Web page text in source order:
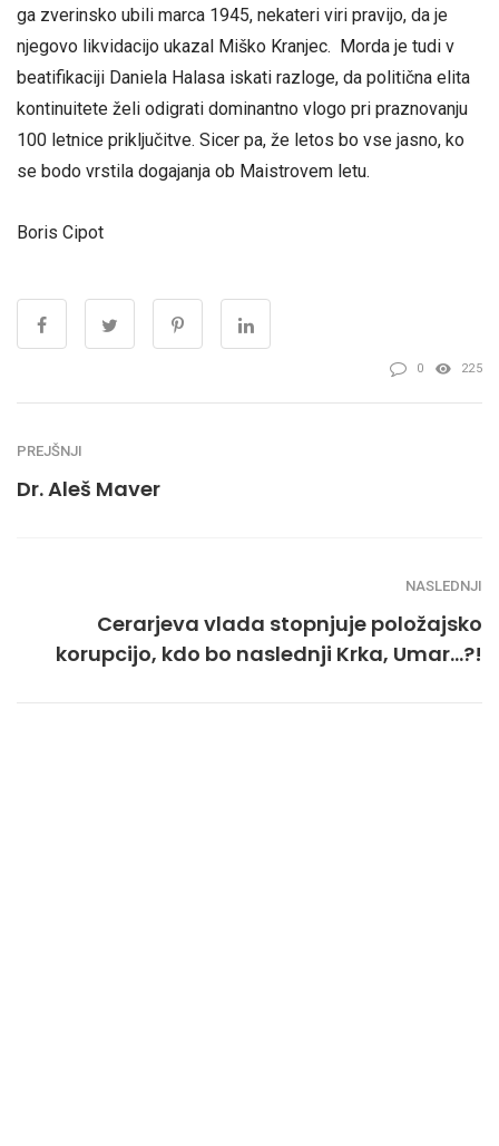
ga zverinsko ubili marca 1945, nekateri viri pravijo, da je
njegovo likvidacijo ukazal Miško Kranjec. Morda je tudi v
beatifikaciji Daniela Halasa iskati razloge, da politična elita
kontinuitete želi odigrati dominantno vlogo pri praznovanju
100 letnice priključitve. Sicer pa, že letos bo vse jasno, ko
se bodo vrstila dogajanja ob Maistrovem letu.
Boris Cipot
0 225
PREJŠNJI
Dr. Aleš Maver
NASLEDNJI
Cerarjeva vlada stopnjuje položajsko
korupcijo, kdo bo naslednji Krka, Umar…?!